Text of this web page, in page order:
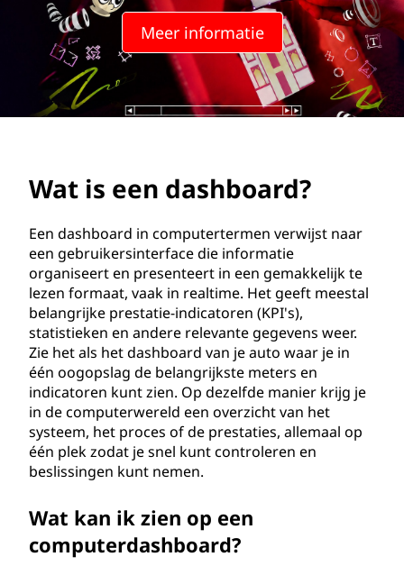
o
Meer informatie
Wat is een dashboard?
Een dashboard in computertermen verwijst naar
een gebruikersinterface die informatie
organiseert en presenteert in een gemakkelijk te
lezen formaat, vaak in realtime. Het geeft meestal
belangrijke prestatie-indicatoren (KPI's),
statistieken en andere relevante gegevens weer.
Zie het als het dashboard van je auto waar je in
één oogopslag de belangrijkste meters en
indicatoren kunt zien. Op dezelfde manier krijg je
in de computerwereld een overzicht van het
systeem, het proces of de prestaties, allemaal op
één plek zodat je snel kunt controleren en
beslissingen kunt nemen.
Wat kan ik zien op een
computerdashboard?